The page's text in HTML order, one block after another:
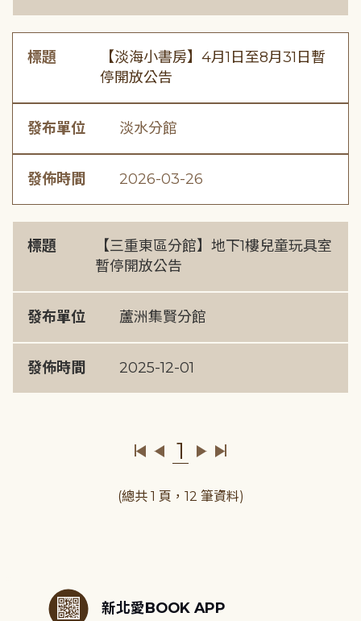
標題
【淡海小書房】4月1日至8月31日暫
停開放公告
發布單位 淡水分館
發佈時間 2026-03-26
標題
【三重東區分館】地下1樓兒童玩具室
暫停開放公告
發布單位 蘆洲集賢分館
發佈時間 2025-12-01
1
(總共 1 頁，12 筆資料)
新北愛BOOK APP